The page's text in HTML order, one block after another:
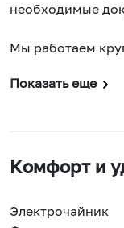
необходимые
Мы работаем
Показать еще
Комфорт и
Электрочайник